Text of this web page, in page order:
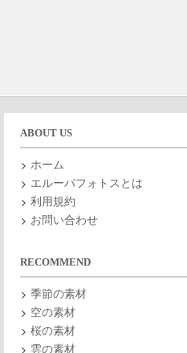
ABOUT US
ホーム
エルーパフォトスとは
利用規約
お問い合わせ
RECOMMEND
季節の素材
空の素材
桜の素材
雲の素材